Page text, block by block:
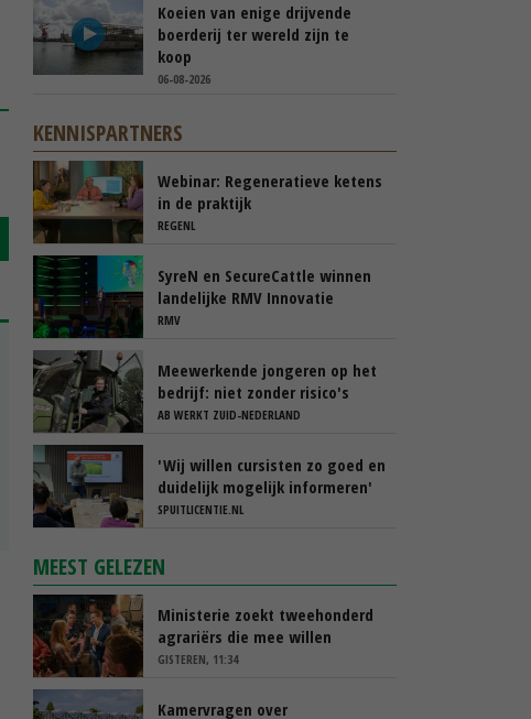
Koeien van enige drijvende
boerderij ter wereld zijn te
koop
06-08-2026
KENNISPARTNERS
Webinar: Regeneratieve ketens
in de praktijk
REGENL
SyreN en SecureCattle winnen
landelijke RMV Innovatie
Awards
RMV
Meewerkende jongeren op het
bedrijf: niet zonder risico's
AB WERKT ZUID-NEDERLAND
'Wij willen cursisten zo goed en
duidelijk mogelijk informeren'
SPUITLICENTIE.NL
MEEST GELEZEN
Ministerie zoekt tweehonderd
agrariërs die mee willen
denken
GISTEREN, 11:34
Kamervragen over